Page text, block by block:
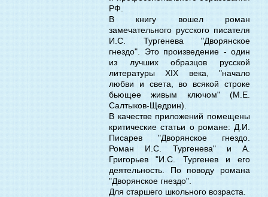
РФ.
В книгу вошел роман
замечательного русского писателя
И.С. Тургенева "Дворянское
гнездо". Это произведение - один
из лучших образцов русской
литературы XIX века, "начало
любви и света, во всякой строке
бьющее живым ключом" (М.Е.
Салтыков-Щедрин).
В качестве приложений помещены
критические статьи о романе: Д.И.
Писарев "Дворянское гнездо.
Роман И.С. Тургенева" и А.
Григорьев "И.С. Тургенев и его
деятельность. По поводу романа
"Дворянское гнездо".
Для старшего школьного возраста.